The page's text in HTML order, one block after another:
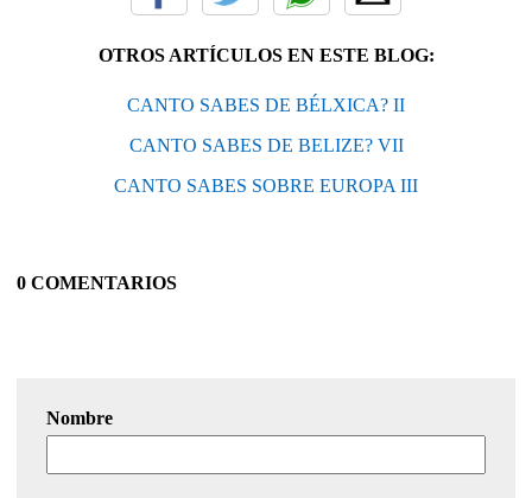
OTROS ARTÍCULOS EN ESTE BLOG:
CANTO SABES DE BÉLXICA? II
CANTO SABES DE BELIZE? VII
CANTO SABES SOBRE EUROPA III
0 COMENTARIOS
Nombre